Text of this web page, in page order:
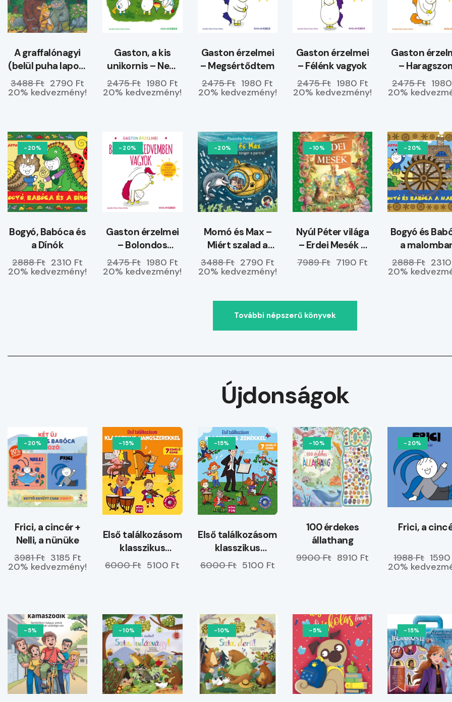
A graffalónagyi
(belül puha lapos)
ELŐRENDELHETŐ
3488 Ft 2790 Ft
20% kedvezmény!
Gaston, a kis
unikornis – Nem
hagyom magam
2475 Ft 1980 Ft
20% kedvezmény!
Gaston érzelmei
– Megsértődtem
2475 Ft 1980 Ft
20% kedvezmény!
Gaston érzelmei
– Félénk vagyok
2475 Ft 1980 Ft
20% kedvezmény!
Gaston
–
magamra
2475 Ft
20%
-20%
Bogyó, Babóca és
a Dínók
2888 Ft 2310 Ft
20% kedvezmény!
-20%
Gaston érzelmei
– Bolondos
kedvemben
vagyok
2475 Ft 1980 Ft
20% kedvezmény!
-20%
Momó és Max –
Miért szalad a
tenger a partra?
3488 Ft 2790 Ft
20% kedvezmény!
-10%
Nyúl Péter világa
– Erdei Mesék –
ELŐRENDELHETŐ
7989 Ft 7190 Ft
-20%
Bogyó és
a
2888 Ft
20%
További népszerű könyvek
Újdonságok
-20%
Frici, a cincér +
Nelli, a nünüke
3981 Ft 3185 Ft
20% kedvezmény!
-15%
Első találkozásom
klasszikus
hangszerekkel
6000 Ft 5100 Ft
-15%
Első találkozásom
klasszikus
zenékkel
6000 Ft 5100 Ft
-10%
100 érdekes
állathang
9900 Ft 8910 Ft
-20%
Frici, a
1988 Ft
20%
-5% -10% -10% -5% -15%